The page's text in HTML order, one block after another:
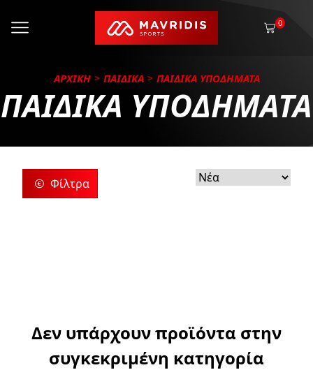
0
ΑΡΧΙΚΗ ΠΑΙΔΙΚΑ ΠΑΙΔΙΚΑ ΥΠΟΔΗΜΑΤΑ
ΠΑΙΔΙΚΑ ΥΠΟΔΗΜΑΤΑ
Φίλτρα
Δεν υπάρχουν προϊόντα στην
συγκεκριμένη κατηγορία